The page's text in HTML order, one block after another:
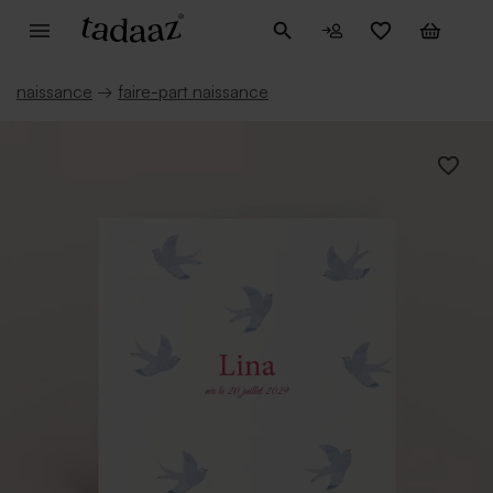
naissance → faire-part naissance